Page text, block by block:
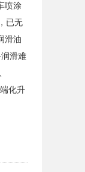
喷涂
已无
滑油
滑难
化升